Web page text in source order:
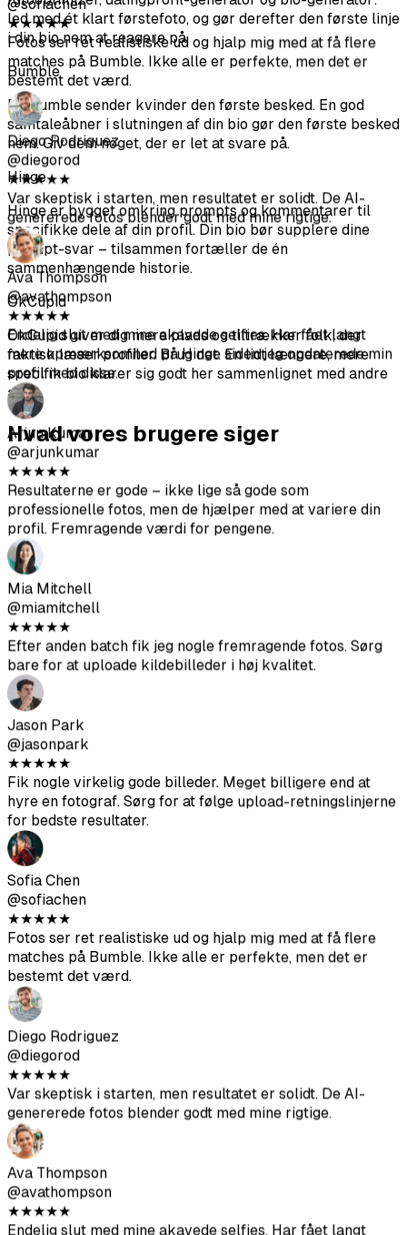
led med ét klart førstefoto, og gør derefter den første linje
i din bio nem at reagere på.
Bumble
På Bumble sender kvinder den første besked. En god
samtaleåbner i slutningen af din bio gør den første besked
nem. Giv dem noget, der er let at svare på.
Hinge
Hinge er bygget omkring prompts og kommentarer til
specifikke dele af din profil. Din bio bør supplere dine
prompt-svar – tilsammen fortæller de én
sammenhængende historie.
OkCupid
OkCupid giver dig mere plads og tiltrækker folk, der
faktisk læser profiler. Brug det. En lidt længere, mere
specifik bio klarer sig godt her sammenlignet med andre
apps.
Hvad vores brugere siger
Diego Rodriguez
@diegorod
★★★★★
Var skeptisk i starten, men resultatet er solidt. De AI-
genererede fotos blender godt med mine rigtige.
Ava Thompson
@avathompson
★★★★★
Endelig slut med mine akavede selfies. Har fået langt
mere opmærksomhed på Hinge siden jeg opdaterede min
profil med disse.
Arjun Kumar
@arjunkumar
★★★★★
Resultaterne er gode – ikke lige så gode som
professionelle fotos, men de hjælper med at variere din
profil. Fremragende værdi for pengene.
Mia Mitchell
@miamitchell
★ ★★★★
Efter anden batch fik jeg nogle fremragende fotos. Sørg
bare for at uploade kildebilleder i høj kvalitet.
Jason Park
@jasonpark
★★★ ★★
Fik nogle virkelig gode billeder. Meget billigere end at
hyre en fotograf. Sørg for at følge upload-retningslinjerne
for bedste resultater.
Sofia Chen
@sofiachen
★★★★ ★
Fotos ser ret realistiske ud og hjalp mig med at få flere
matches på Bumble. Ikke alle er perfekte, men det er
bestemt det værd.
Diego Rodriguez
@diegorod
★★★★★
Var skeptisk i starten, men resultatet er solidt. De AI-
genererede fotos blender godt med mine rigtige.
Ava Thompson
@avathompson
★★ ★★★
Endelig slut med mine akavede selfies. Har fået langt
mere opmærksomhed på Hinge siden jeg opdaterede min
profil med disse.
Arjun Kumar